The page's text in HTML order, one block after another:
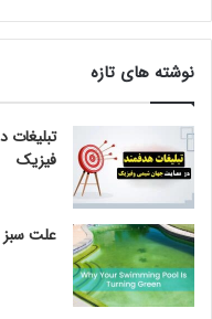
نوشته های تازه
فیزیک
علت